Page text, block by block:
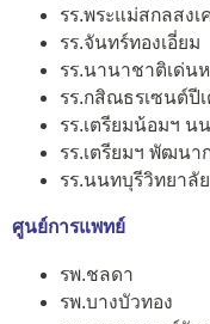
รร.พระแม่สกลสงเ
รร.จันทร์ทองเอี่ยม
รร.นานาชาติเด่น
รร.กสิณธรเซนต์ปีเ
รร.เตรียมน้อมฯ น
รร.เตรียมฯ พัฒนา
รร.นนทบุรีวิทยาลัย
ศูนย์การแพทย์
รพ.ชลดา
รพ.บางบัวทอง